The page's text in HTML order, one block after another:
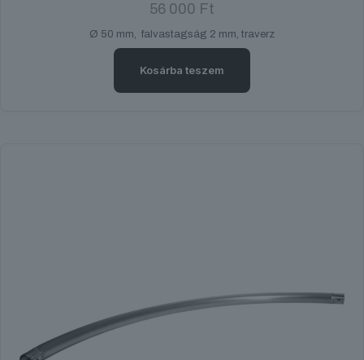
56 000 Ft
Ø 50 mm, falvastagság 2 mm, traverz
Kosárba teszem